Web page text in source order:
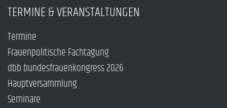
TERMINE & VERANSTALTUNGEN
Termine
Frauenpolitische Fachtagung
dbb bundesfrauenkongress 2026
Hauptversammlung
Seminare